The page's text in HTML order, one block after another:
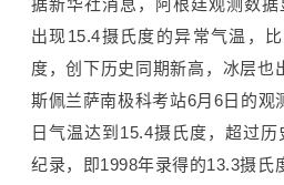
出现15.4摄氏度的异常气温，
度，创下历史同期新高，冰层也
斯佩兰萨南极科考站6月6日的观
日气温达到15.4摄氏度，超过
纪录，即1998年录得的13.3摄氏